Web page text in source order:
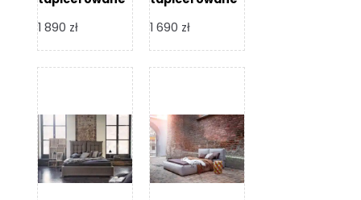
Design
1 890 zł
Design
1 690 zł